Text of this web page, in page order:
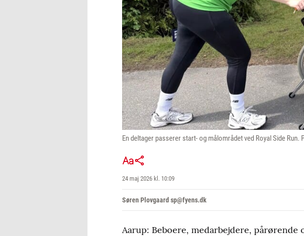
En deltager passerer start- og målområdet ved Royal Side Run.
24 maj 2026 kl. 10:09
Søren Plovgaard sp@fyens.dk
Aarup: Beboere, medarbejdere,